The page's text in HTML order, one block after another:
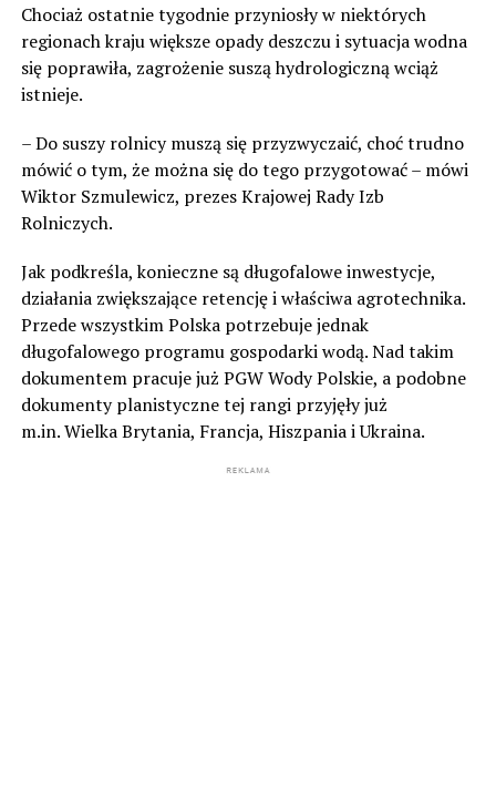
Chociaż ostatnie tygodnie przyniosły w niektórych
regionach kraju większe opady deszczu i sytuacja wodna
się poprawiła, zagrożenie suszą hydrologiczną wciąż
istnieje.
– Do suszy rolnicy muszą się przyzwyczaić, choć trudno
mówić o tym, że można się do tego przygotować – mówi
Wiktor Szmulewicz, prezes Krajowej Rady Izb
Rolniczych.
Jak podkreśla, konieczne są długofalowe inwestycje,
działania zwiększające retencję i właściwa agrotechnika.
Przede wszystkim Polska potrzebuje jednak
długofalowego programu gospodarki wodą. Nad takim
dokumentem pracuje już PGW Wody Polskie, a podobne
dokumenty planistyczne tej rangi przyjęły już
m.in. Wielka Brytania, Francja, Hiszpania i Ukraina.